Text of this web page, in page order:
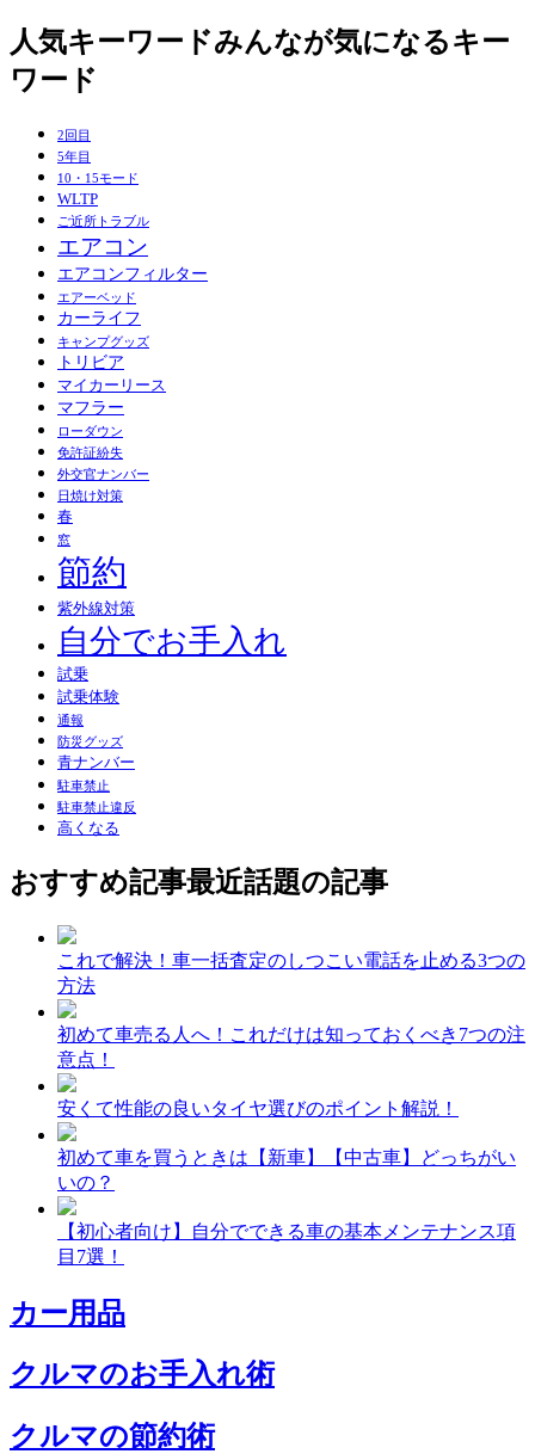
人気キーワードみんなが気になるキー
ワード
2回目
5年目
10・15モード
WLTP
ご近所トラブル
エアコン
エアコンフィルター
エアーベッド
カーライフ
キャンプグッズ
トリビア
マイカーリース
マフラー
ローダウン
免許証紛失
外交官ナンバー
日焼け対策
春
窓
節約
紫外線対策
自分でお手入れ
試乗
試乗体験
通報
防災グッズ
青ナンバー
駐車禁止
駐車禁止違反
高くなる
おすすめ記事最近話題の記事
これで解決！車一括査定のしつこい電話を止める3つの
方法
初めて車売る人へ！これだけは知っておくべき7つの注
意点！
安くて性能の良いタイヤ選びのポイント解説！
初めて車を買うときは【新車】【中古車】どっちがい
いの？
【初心者向け】自分でできる車の基本メンテナンス項
目7選！
カー用品
クルマのお手入れ術
クルマの節約術